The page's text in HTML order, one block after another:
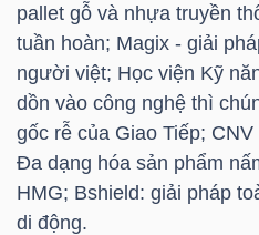
pallet gỗ và nhựa truyền
tuần hoàn; Magix - giải
người việt; Học viện Kỹ
dồn vào công nghệ thì
gốc rễ của Giao Tiếp;
Đa dạng hóa sản phẩm
HMG; Bshield: giải pháp
di động.
TRÁI
PHIẾU
CÔNG
CỤ
ĐẦU